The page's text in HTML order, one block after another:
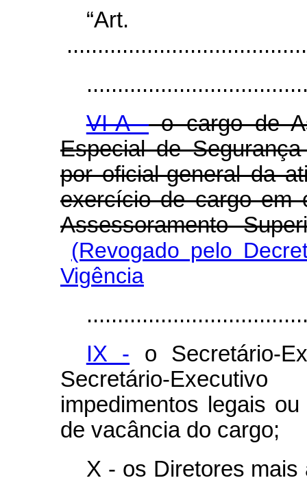
VI-A -o cargo de
Especial de
por oficial-general da
exercício de cargo em
Assessoramento
(Revogado pelo
Vigência
IX - o Secretário-
Secretário-
impedimentos legais
de vacância do cargo;
X - os Diretores mais